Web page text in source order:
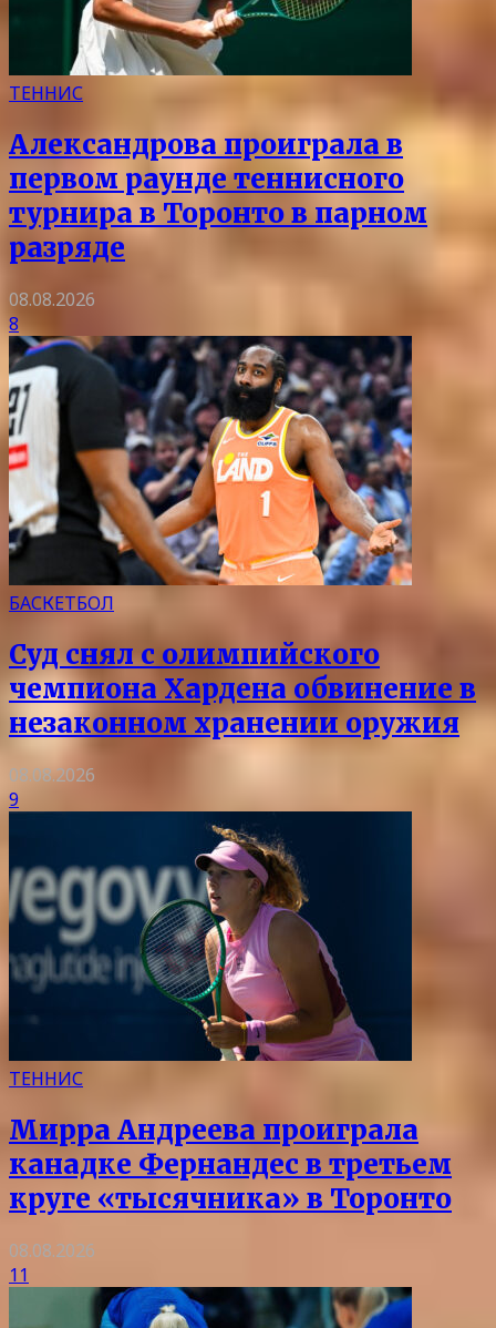
ТЕННИС
Александрова проиграла в
первом раунде теннисного
турнира в Торонто в парном
разряде
08.08.2026
8
БАСКЕТБОЛ
Суд снял с олимпийского
чемпиона Хардена обвинение в
незаконном хранении оружия
08.08.2026
9
ТЕННИС
Мирра Андреева проиграла
канадке Фернандес в третьем
круге «тысячника» в Торонто
08.08.2026
11